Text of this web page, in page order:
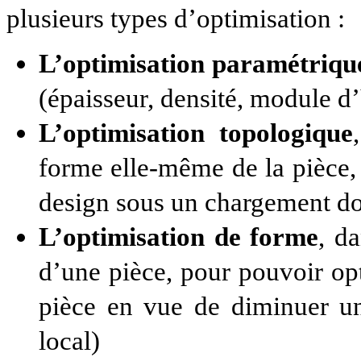
plusieurs types d’optimisation :
L’optimisation
(épaisseur, densité, module
L’optimisation topologique
forme elle-même de la
design sous un chargement
L’optimisation de forme,
d’une pièce, pour pouvoir
pièce en vue de diminuer
local)